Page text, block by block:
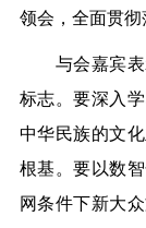
领会，全面贯彻
与会嘉宾表
标志。要深入
中华民族的文
根基。要以数
网条件下新大